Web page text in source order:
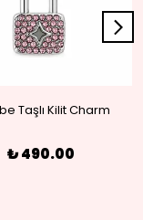
Taşlı Kilit Charm
₺ 490.00